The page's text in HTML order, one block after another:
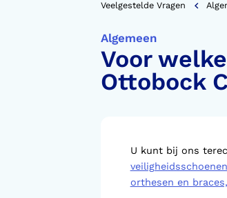
Steunkousen
Steunzolen
Arm Elleboog
Romp Buik
Orthopedische
Confectieschoen
Armprothese
Werkgever
Veelgestelde Vragen
Algemeen
Voor
Ottobock
U kunt bij ons
veiligheidsschoenen
orthesen en